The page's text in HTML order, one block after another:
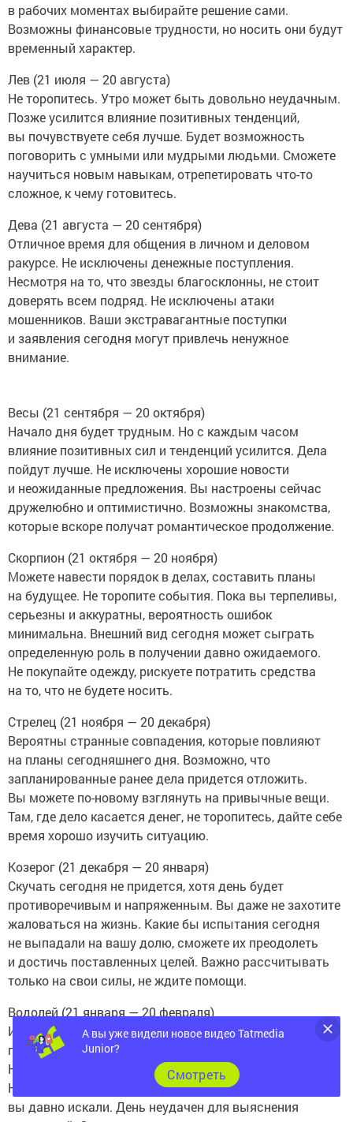
в рабочих моментах выбирайте решение сами.
Возможны финансовые трудности, но носить они будут
временный характер.
Лев (21 июля — 20 августа)
Не торопитесь. Утро может быть довольно неудачным.
Позже усилится влияние позитивных тенденций,
вы почувствуете себя лучше. Будет возможность
поговорить с умными или мудрыми людьми. Сможете
научиться новым навыкам, отрепетировать что-то
сложное, к чему готовитесь.
Дева (21 августа — 20 сентября)
Отличное время для общения в личном и деловом
ракурсе. Не исключены денежные поступления.
Несмотря на то, что звезды благосклонны, не стоит
доверять всем подряд. Не исключены атаки
мошенников. Ваши экстравагантные поступки
и заявления сегодня могут привлечь ненужное
внимание.
Весы (21 сентября — 20 октября)
Начало дня будет трудным. Но с каждым часом
влияние позитивных сил и тенденций усилится. Дела
пойдут лучше. Не исключены хорошие новости
и неожиданные предложения. Вы настроены сейчас
дружелюбно и оптимистично. Возможны знакомства,
которые вскоре получат романтическое продолжение.
Скорпион (21 октября — 20 ноября)
Можете навести порядок в делах, составить планы
на будущее. Не торопите события. Пока вы терпеливы,
серьезны и аккуратны, вероятность ошибок
минимальна. Внешний вид сегодня может сыграть
определенную роль в получении давно ожидаемого.
Не покупайте одежду, рискуете потратить средства
на то, что не будете носить.
Стрелец (21 ноября — 20 декабря)
Вероятны странные совпадения, которые повлияют
на планы сегодняшнего дня. Возможно, что
запланированные ранее дела придется отложить.
Вы можете по-новому взглянуть на привычные вещи.
Там, где дело касается денег, не торопитесь, дайте себе
время хорошо изучить ситуацию.
Козерог (21 декабря — 20 января)
Скучать сегодня не придется, хотя день будет
противоречивым и напряженным. Вы даже не захотите
жаловаться на жизнь. Какие бы испытания сегодня
не выпадали на вашу долю, сможете их преодолеть
и достичь поставленных целей. Важно рассчитывать
только на свои силы, не ждите помощи.
Водолей (21 января — 20 февраля)
Идите на риск, экспериментируйте, тогда не будете
переживать о том, что упустили возможности.
Не исключены необычные предложения.
Не отказывайтесь сразу, возможно, это именно то, что
вы давно искали. День неудачен для выяснения
А вы уже видели новое видео Tatmedia
Junior?
Cмотреть